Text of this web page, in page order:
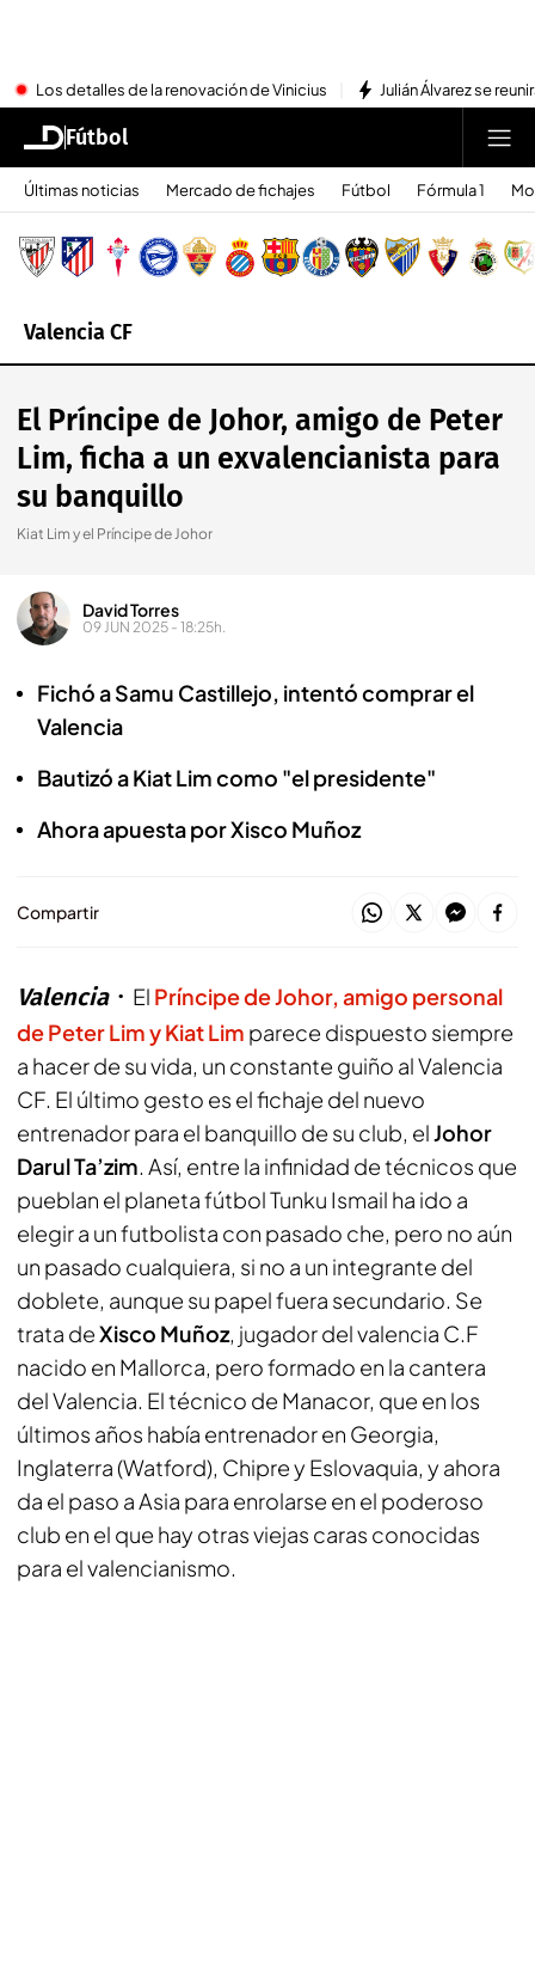
Los detalles de la renovación de Vinicius Julián Álvarez se
Fútbol
Últimas noticias Mercado de fichajes Fútbol Fórmula 1
Valencia CF
El Príncipe de Johor, amigo de Peter
Lim, ficha a un exvalencianista para
su banquillo
Kiat Lim y el Príncipe de Johor
David Torres
09 JUN 2025 - 18:25h.
Fichó a Samu Castillejo, intentó comprar el
Valencia
Bautizó a Kiat Lim como "el presidente"
Ahora apuesta por Xisco Muñoz
Compartir
Valencia El Príncipe de Johor, amigo personal
dePeter Lim y Kiat Lim parece dispuesto siempre
a hacer de su vida, un constante guiño al Valencia
CF. El último gesto es el fichaje del nuevo
entrenador para el banquillo de su club, elJohor
Darul Ta’zim. Así, entre la infinidad de técnicos que
pueblan el planeta fútbol Tunku Ismail ha ido a
elegir a un futbolista con pasado che, pero no aún
un pasado cualquiera, si no a un integrante del
doblete, aunque su papel fuera secundario. Se
trata deXisco Muñoz, jugador del valencia C.F
nacido en Mallorca, pero formado en la cantera
del Valencia. El técnico de Manacor, que en los
últimos años había entrenador en Georgia,
Inglaterra (Watford), Chipre y Eslovaquia, y ahora
da el paso a Asia para enrolarse en el poderoso
club en el que hay otras viejas caras conocidas
para el valencianismo.